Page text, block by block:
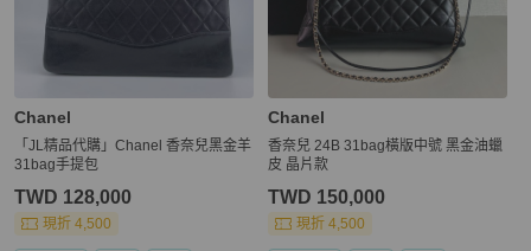
Chanel
「JL精品代購」Chanel 香奈兒黑金羊
31bag手提包
TWD 128,000
現折 4,500
Chanel
香奈兒 24B 31bag橫版中號 黑金油蠟
皮 晶片款
TWD 150,000
現折 4,500